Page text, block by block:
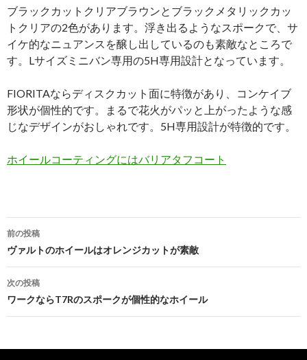
ブラックカットクリアブラウンとブラックメタリックカッ
トクリアの2色があります。浮き出るようなスポークで、サ
イケ的なニュアンスを醸し出しているのも素敵なところで
す。Lサイズミニバン専用の5H専用設計となっています。
FIORITAならディスクカット面に特徴があり、コンケイブ
形状が個性的です。まるで花火がパッと上がったような感
じなデザインがおしゃれです。5H専用設計が特徴的です。
ホイールコーティングにはバリアタフコート
投
稿
ナ
ビ
ゲ
ー
前の投稿
ヴァルトのホイールはオレンジカットが素敵
次の投稿
ワークならT7Rのスポークが個性的なホイール